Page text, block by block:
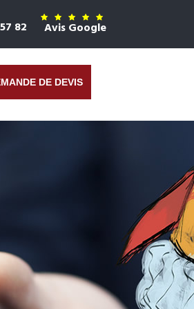
82 Avis Google
DE DEVIS